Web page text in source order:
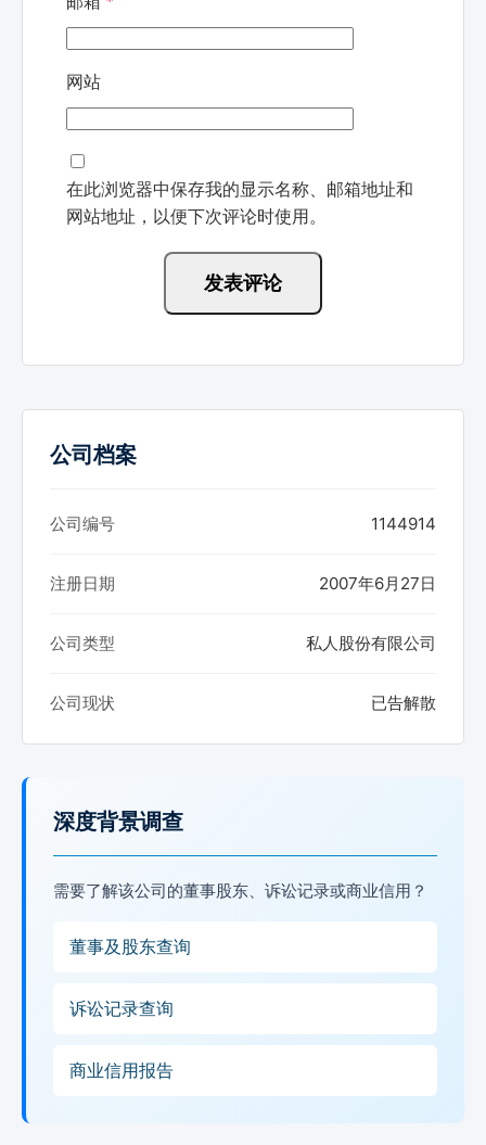
网站
在此浏览器中保存我的显示名称、邮箱地址和
网站地址，以便下次评论时使用。
公司档案
公司编号 1144914
注册日期 2007年6月27日
公司类型 私人股份有限公司
公司现状 已告解散
深度背景调查
需要了解该公司的董事股东、诉讼记录或商业信用？
董事及股东查询
诉讼记录查询
商业信用报告